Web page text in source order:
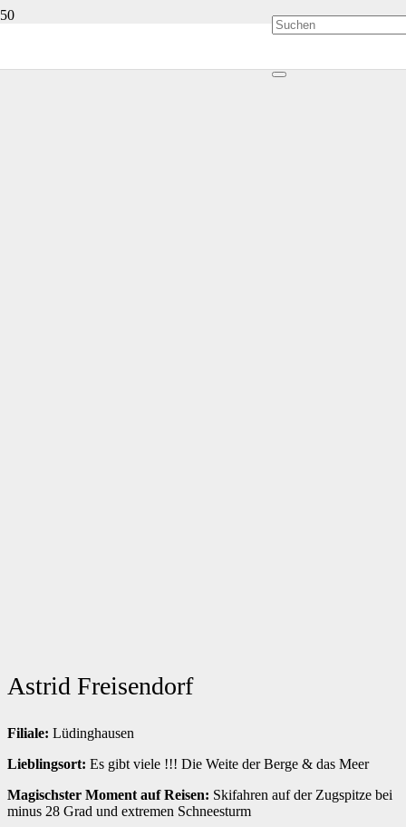
Astrid Freisendorf
Filiale: Lüdinghausen
Lieblingsort: Es gibt viele !!! Die Weite der Berge & das Meer
Magischster Moment auf Reisen: Skifahren auf der Zugspitze bei
minus 28 Grad und extremen Schneesturm